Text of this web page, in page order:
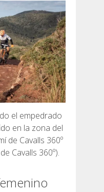
el empedrado
en la zona del
de Cavalls 360º
Cavalls 360º).